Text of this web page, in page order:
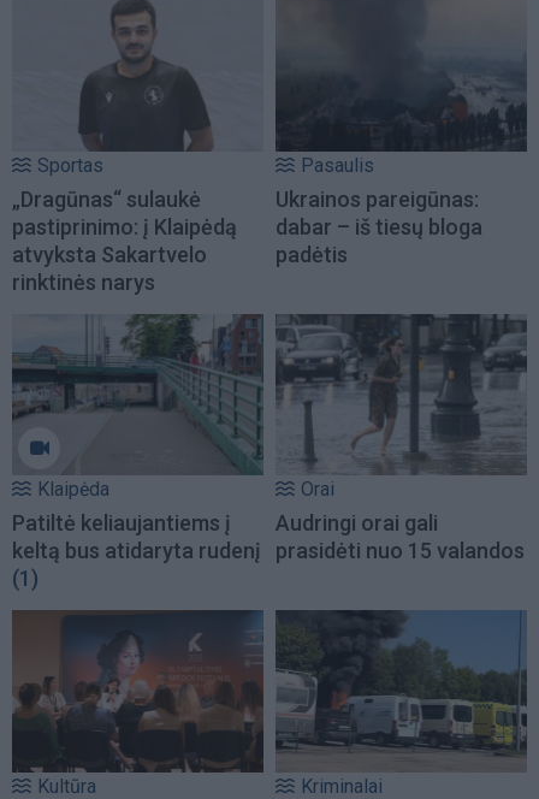
Sportas
„Dragūnas“ sulaukė
pastiprinimo: į Klaipėdą
atvyksta Sakartvelo
rinktinės narys
Pasaulis
Ukrainos pareigūnas:
dabar – iš tiesų bloga
padėtis
Klaipėda
Patiltė keliaujantiems į
keltą bus atidaryta rudenį
(1)
Orai
Audringi orai gali
prasidėti nuo 15 valandos
Kultūra Kriminalai